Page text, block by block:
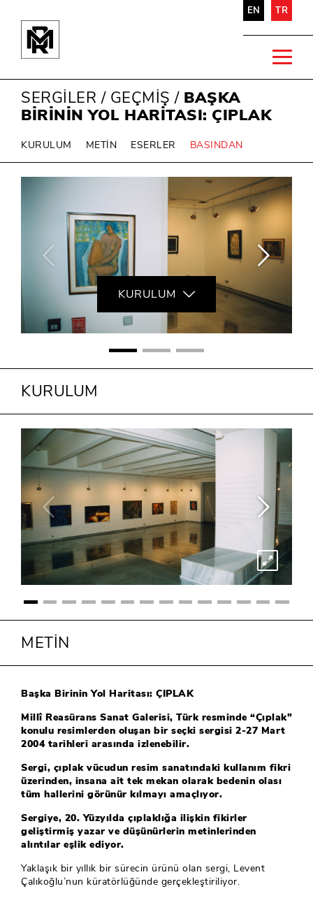
EN TR
SERGİLER / GEÇMİŞ / BAŞKA
BİRİNİN YOL HARİTASI: ÇIPLAK
KURULUM METİN ESERLER BASINDAN
KURULUM
KURULUM
METİN
Başka Birinin Yol Haritası: ÇIPLAK
Millî Reasürans Sanat Galerisi, Türk resminde “Çıplak”
konulu resimlerden oluşan bir seçki sergisi 2-27 Mart
2004 tarihleri arasında izlenebilir.
Sergi, çıplak vücudun resim sanatındaki kullanım fikri
üzerinden, insana ait tek mekan olarak bedenin olası
tüm hallerini görünür kılmayı amaçlıyor.
Sergiye, 20. Yüzyılda çıplaklığa ilişkin fikirler
geliştirmiş yazar ve düşünürlerin metinlerinden
alıntılar eşlik ediyor.
Yaklaşık bir yıllık bir sürecin ürünü olan sergi, Levent
Çalıkoğlu’nun küratörlüğünde gerçekleştiriliyor.